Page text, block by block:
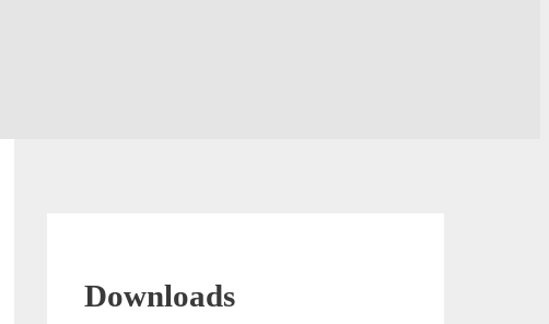
Downloads